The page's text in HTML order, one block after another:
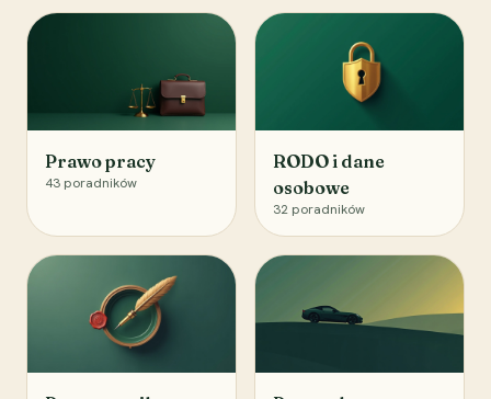
Prawo pracy
43 poradników
RODO i dane
osobowe
32 poradników